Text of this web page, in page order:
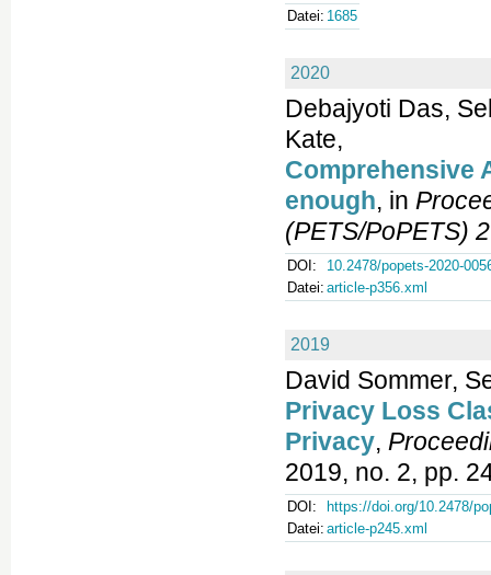
Datei: 1685
2020
Debajyoti Das,
Kate,
Comprehensive
enough, in
(PETS/PoPETS)
DOI:
10.2478/popets-2020-
Datei: article-p356.xml
2019
David Sommer,
Privacy Loss
Privacy,
2019, no. 2, pp.
DOI:
https://doi.org/10.2478/
Datei: article-p245.xml